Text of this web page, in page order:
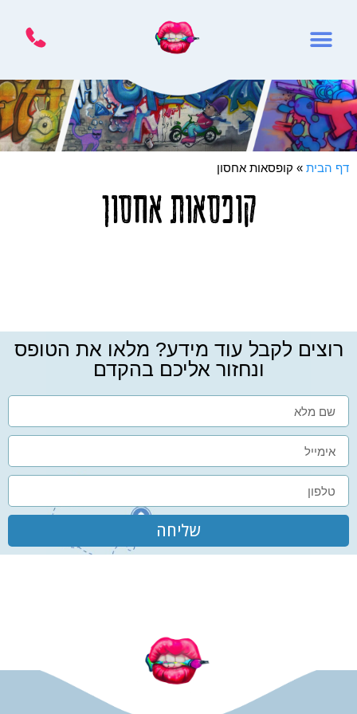
דף הבית » קופסאות אחסון
קופסאות אחסון
רוצים לקבל עוד מידע? מלאו את הטופס
ונחזור אליכם בהקדם
שליחה